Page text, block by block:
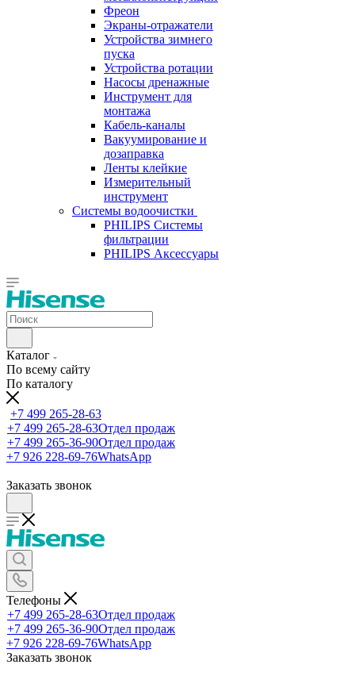
Фреон
Экраны-отражатели
Устройства зимнего
пуска
Устройства ротации
Насосы дренажные
Инструмент для
монтажа
Кабель-каналы
Вакуумирование и
дозаправка
Ленты клейкие
Измерительный
инструмент
Системы водоочистки
PHILIPS Системы
фильтрации
PHILIPS Аксессуары
Каталог
По всему сайту
По каталогу
+7 499 265-28-63
+7 499 265-28-63Отдел продаж
+7 499 265-36-90Отдел продаж
+7 926 228-69-76WhatsApp
Заказать звонок
Телефоны
+7 499 265-28-63Отдел продаж
+7 499 265-36-90Отдел продаж
+7 926 228-69-76WhatsApp
Заказать звонок